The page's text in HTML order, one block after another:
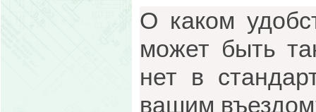
О каком
может быть
нет в
вашим